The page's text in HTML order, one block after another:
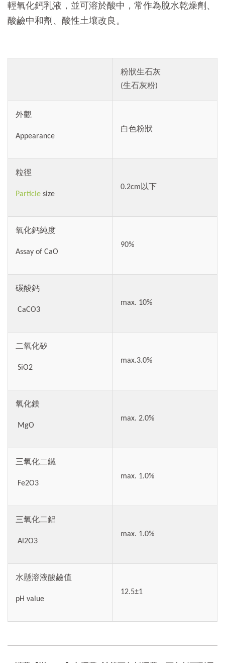
輕氧化鈣乳液，並可溶於酸中，常作為脫水乾燥劑、
酸鹼中和劑、酸性土壤改良。
粉狀生石灰
(生石灰粉)
外觀
Appearance
白色粉狀
粒徑
Particle size
0.2cm以下
氧化鈣純度
Assay of CaO
90%
碳酸鈣
CaCO3
max. 10%
二氧化矽
SiO2
max.3.0%
氧化鎂
MgO
max. 2.0%
三氧化二鐵
Fe2O3
max. 1.0%
三氧化二鋁
Al2O3
max. 1.0%
水懸溶液酸鹼值
pH value
12.5±1